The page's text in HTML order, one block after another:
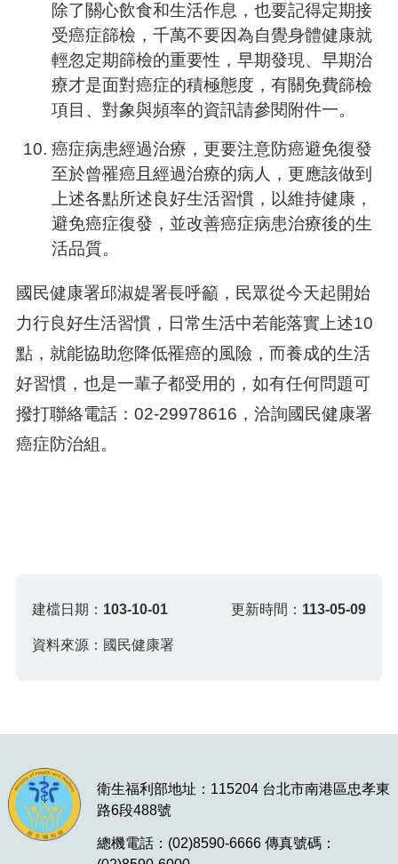
除了關心飲食和生活作息，也要記得定期接
受癌症篩檢，千萬不要因為自覺身體健康就
輕忽定期篩檢的重要性，早期發現、早期治
療才是面對癌症的積極態度，有關免費篩檢
項目、對象與頻率的資訊請參閱附件一。
癌症病患經過治療，更要注意防癌避免復發
至於曾罹癌且經過治療的病人，更應該做到
上述各點所述良好生活習慣，以維持健康，
避免癌症復發，並改善癌症病患治療後的生
活品質。
國民健康署邱淑媞署長呼籲，民眾從今天起開始
力行良好生活習慣，日常生活中若能落實上述10
點，就能協助您降低罹癌的風險，而養成的生活
好習慣，也是一輩子都受用的，如有任何問題可
撥打聯絡電話：02-29978616，洽詢國民健康署
癌症防治組。
建檔日期： 103-10-01 更新時間： 113-05-09
資料來源：國民健康署
衛生福利部地址：115204 台北市南港區忠孝東
路6段488號
總機電話：(02)8590-6666 傳真號碼：